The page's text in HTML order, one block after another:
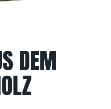
DEM